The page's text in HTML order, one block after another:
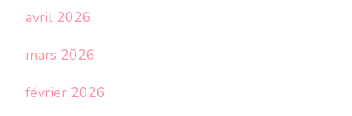
avril 2026
mars 2026
février 2026